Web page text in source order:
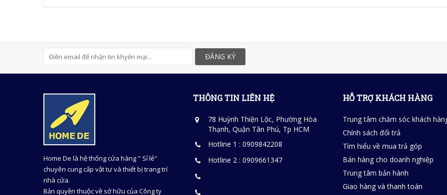
ĐĂNG KÝ
Home De là hệ thống cửa hàng " Sỉ lẻ"
chuyên cung cấp vật tư và thiết bị trang trí
nhà cửa.
Bản quyền thuộc về sở hữu của Công ty
THÔNG TIN LIÊN HỆ
78 Huỳnh Thiện Lộc, Phường Hòa
Thạnh, Quận Tân Phú, Tp HCM
Hotline 1 : 0909842208
Hotline 2 : 0909661347
HỖ TRỢ KHÁCH HÀNG
Trung tâm chăm sóc khách
Chính sách đổi trả
Tìm hiểu về mua trả góp
Bán hàng cho doanh nghiệp
Trung tâm bản hành
Giao hàng và thanh toán